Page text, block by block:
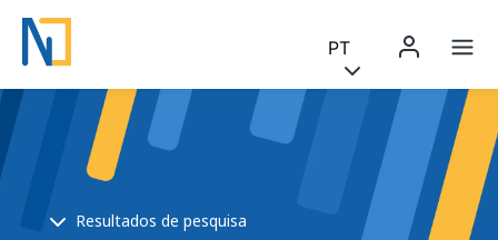
PT
Breadcrumb
Resultados de pesquisa